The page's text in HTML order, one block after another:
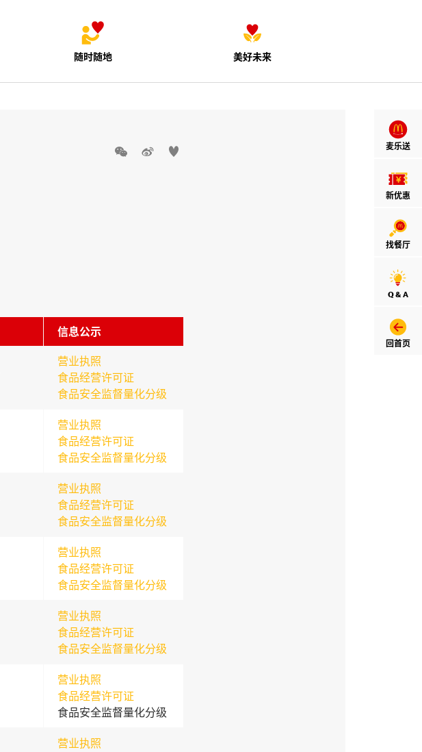
随时随地 美好未来
麦乐送
新优惠
找餐厅
Q & A
回首页
  
信息公示
营业执照
食品经营许可证
食品安全监督量化分级
营业执照
食品经营许可证
食品安全监督量化分级
营业执照
食品经营许可证
食品安全监督量化分级
营业执照
食品经营许可证
食品安全监督量化分级
营业执照
食品经营许可证
食品安全监督量化分级
营业执照
食品经营许可证
食品安全监督量化分级
营业执照